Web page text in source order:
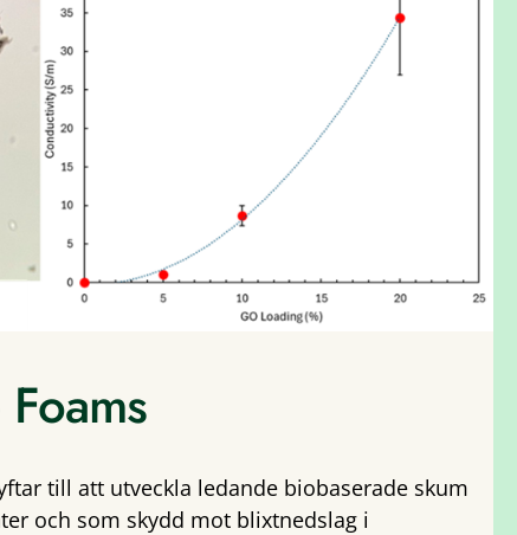
till att utveckla ledande biobaserade skum
och som skydd mot blixtnedslag i